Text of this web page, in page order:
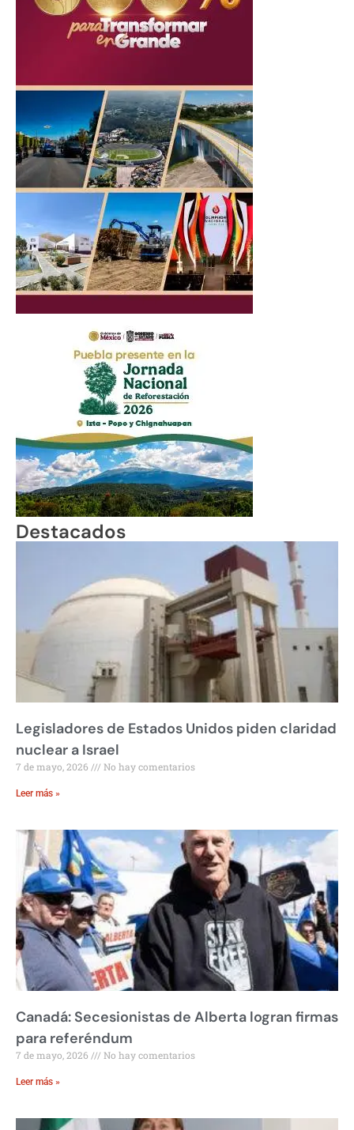
Destacados
Legisladores de Estados Unidos piden claridad
nuclear a Israel
7 de mayo, 2026 No hay comentarios
Leer más »
Canadá: Secesionistas de Alberta logran firmas
para referéndum
7 de mayo, 2026 No hay comentarios
Leer más »